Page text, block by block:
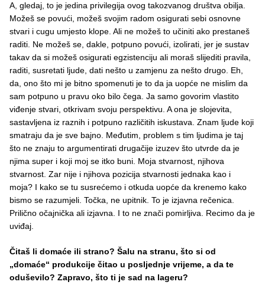
A, gledaj, to je jedina privilegija ovog takozvanog društva obilja.
Možeš se povući, možeš svojim radom osigurati sebi osnovne
stvari i cugu umjesto klope. Ali ne možeš to učiniti ako prestaneš
raditi. Ne možeš se, dakle, potpuno povući, izolirati, jer je sustav
takav da si možeš osigurati egzistenciju ali moraš slijediti pravila,
raditi, susretati ljude, dati nešto u zamjenu za nešto drugo. Eh,
da, ono što mi je bitno spomenuti je to da ja uopće ne mislim da
sam potpuno u pravu oko bilo čega. Ja samo govorim vlastito
viđenje stvari, otkrivam svoju perspektivu. A ona je slojevita,
sastavljena iz raznih i potpuno različitih iskustava. Znam ljude koji
smatraju da je sve bajno. Međutim, problem s tim ljudima je taj
što ne znaju to argumentirati drugačije izuzev što utvrde da je
njima super i koji moj se itko buni. Moja stvarnost, njihova
stvarnost. Zar nije i njihova pozicija stvarnosti jednaka kao i
moja? I kako se tu susrećemo i otkuda uopće da krenemo kako
bismo se razumjeli. Točka, ne upitnik. To je izjavna rečenica.
Prilično očajnička ali izjavna. I to ne znači pomirljiva. Recimo da je
uviđaj.
Čitaš li domaće ili strano? Šalu na stranu, što si od
„domaće“ produkcije čitao u posljednje vrijeme, a da te
oduševilo? Zapravo, što ti je sad na lageru?